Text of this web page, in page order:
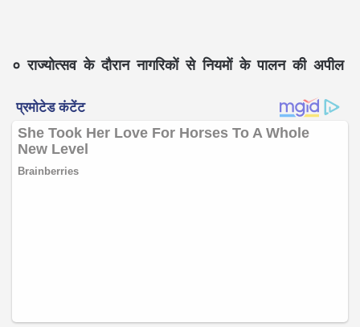
० राज्योत्सव के दौरान नागरिकों से नियमों के पालन की अपील